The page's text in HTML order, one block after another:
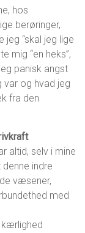
hos
berøringer,
jeg “skal jeg lige
mig “en heks”,
panisk angst
var og hvad jeg
fra den
altid, selv i mine
indre
væsener,
med
kærlighed